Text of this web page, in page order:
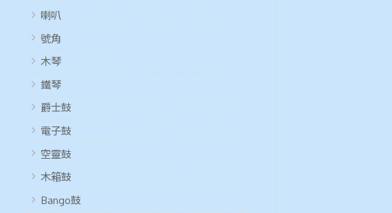
喇叭
號角
木琴
鐵琴
爵士鼓
電子鼓
空靈鼓
木箱鼓
Bango鼓